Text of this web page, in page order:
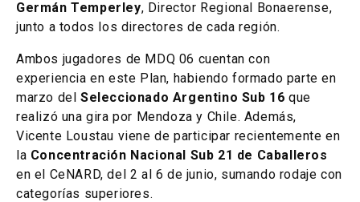
Germán Temperley, Director Regional Bonaerense,
junto a todos los directores de cada región.
Ambos jugadores de MDQ 06 cuentan con
experiencia en este Plan, habiendo formado parte en
marzo del Seleccionado Argentino Sub 16 que
realizó una gira por Mendoza y Chile. Además,
Vicente Loustau viene de participar recientemente en
la Concentración Nacional Sub 21 de Caballeros
en el CeNARD, del 2 al 6 de junio, sumando rodaje con
categorías superiores.